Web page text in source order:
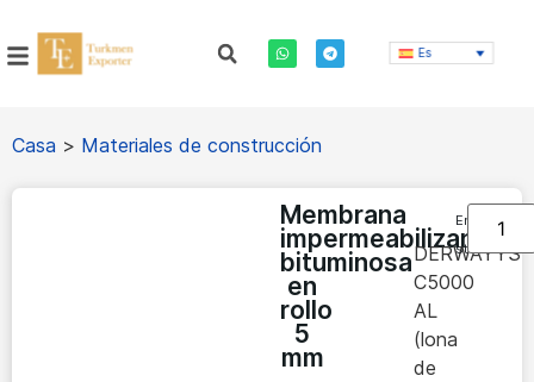
Es
Casa > Materiales de construcción
Membrana
impermeabilizante
bituminosa
en
rollo
5
mm
DERWAYYS
C5000
AL
(lona
de
En
stock